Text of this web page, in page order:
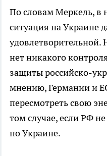
По словам Меркель, в
ситуация на Украине
удовлетворительной.
нет никакого
защиты российско-
мнению, Германии и
пересмотреть свою
том случае, если РФ
по Украине.